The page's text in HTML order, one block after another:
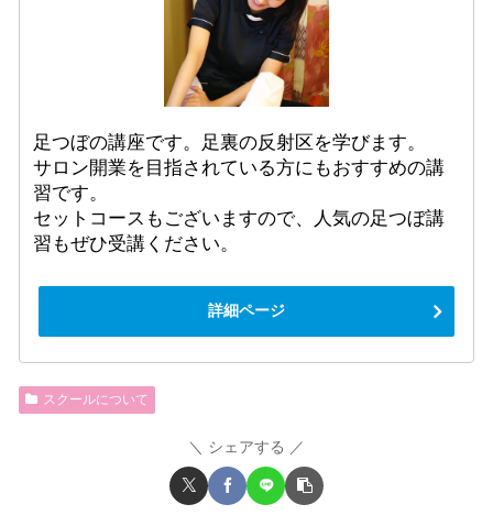
足つぼの講座です。足裏の反射区を学びます。
サロン開業を目指されている方にもおすすめの講
習です。
セットコースもございますので、人気の足つぼ講
習もぜひ受講ください。
詳細ページ
スクールについて
シェアする